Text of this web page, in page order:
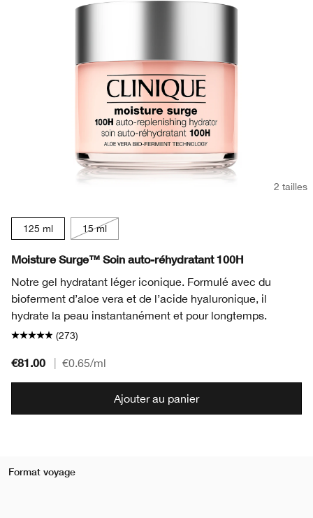
Soin des lèvres​
Masques pour le visage
Soin des mains et corps
Smart Clinical Repair™​
Take The Day Off™​
BB et CC crème​
Fards à paupières
Chubby Stick™
2 tailles
125 ml 15 ml
Moisture Surge™ Soin auto-réhydratant 100H
Notre gel hydratant léger iconique. Formulé avec du
bioferment d’aloe vera et de l’acide hyaluronique, il
hydrate la peau instantanément et pour longtemps.
(273)
€81.00 €0.65/ml
Ajouter au panier
Format voyage